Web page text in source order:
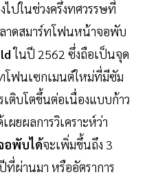
ปในช่วงครึ่งทศวรรษที่
าดสมาร์ทโฟนหน้าจอพับ
ในปี 2562 ซึ่งถือเป็นจุด
โฟนเซกเมนต์ใหม่ที่มีซัม
ติบโตขึ้นต่อเนื่องแบบก้าว
ยผลการวิเคราะห์ว่า
อพับได้จะเพิ่มขึ้นถึง 3
ผ่านมา หรืออัตราการ